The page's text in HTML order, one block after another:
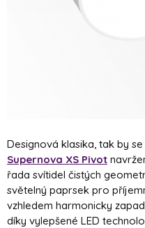
Designová klasika, tak by
Supernova XS Pivot
řada svítidel čistých
světelný paprsek pro
vzhledem harmonicky
díky vylepšené LED